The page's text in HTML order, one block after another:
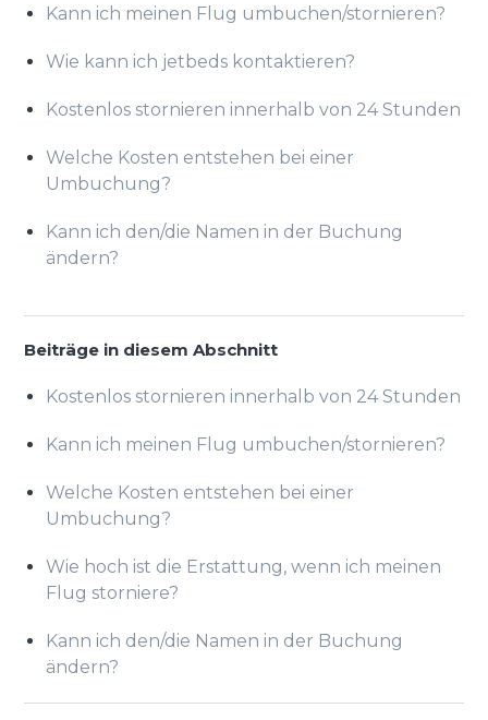
Kann ich meinen Flug umbuchen/stornieren?
Wie kann ich jetbeds kontaktieren?
Kostenlos stornieren innerhalb von 24 Stunden
Welche Kosten entstehen bei einer
Umbuchung?
Kann ich den/die Namen in der Buchung
ändern?
Beiträge in diesem Abschnitt
Kostenlos stornieren innerhalb von 24 Stunden
Kann ich meinen Flug umbuchen/stornieren?
Welche Kosten entstehen bei einer
Umbuchung?
Wie hoch ist die Erstattung, wenn ich meinen
Flug storniere?
Kann ich den/die Namen in der Buchung
ändern?